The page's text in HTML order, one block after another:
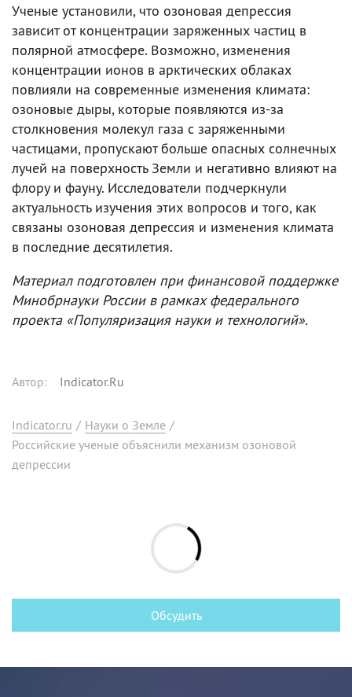
Ученые установили, что озоновая депрессия
зависит от концентрации заряженных частиц в
полярной атмосфере. Возможно, изменения
концентрации ионов в арктических облаках
повлияли на современные изменения климата:
озоновые дыры, которые появляются из-за
столкновения молекул газа с заряженными
частицами, пропускают больше опасных солнечных
лучей на поверхность Земли и негативно влияют на
флору и фауну. Исследователи подчеркнули
актуальность изучения этих вопросов и того, как
связаны озоновая депрессия и изменения климата
в последние десятилетия.
Материал подготовлен при финансовой поддержке
Минобрнауки России в рамках федерального
проекта «Популяризация науки и технологий».
Автор: Indicator.Ru
Indicator.ru / Науки о Земле /
Российские ученые объяснили механизм озоновой
депрессии
Обсудить